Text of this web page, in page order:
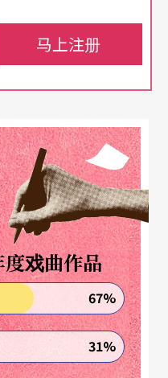
是否能够延续。
都有朝向国际化迈进
统而做的努力；然
动中，如「亚太文化
竟留下了什么样的国
年十月由国立台北艺
论坛」，为台湾实践
例后，深具开创性眼
若能进一步实践亚太
作，当然更能为台湾
马上注册
戏曲作品
67%
31%